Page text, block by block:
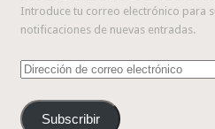
Introduce tu correo electrónico para
notificaciones de nuevas entradas.
Dirección
correo
electrónico
Subscribir